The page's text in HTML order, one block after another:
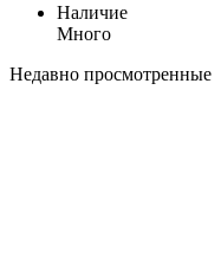
Наличие
Много
Недавно просмотренные